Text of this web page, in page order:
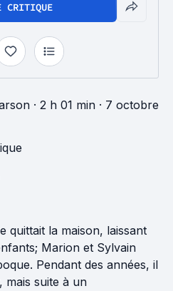
CRITIQUE
· 2 h 01 min · 7 octobre
quittait la maison, laissant
Marion et Sylvain
Pendant des années, il
mais suite à un